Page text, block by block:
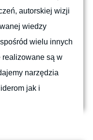
autorskiej wizji
wiedzy
wielu innych
realizowane są w
narzędzia
jak i